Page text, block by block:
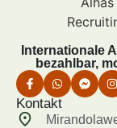
Internationale
bezahlbar,
Kontakt